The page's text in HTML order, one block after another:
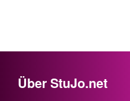
Über StuJo.net